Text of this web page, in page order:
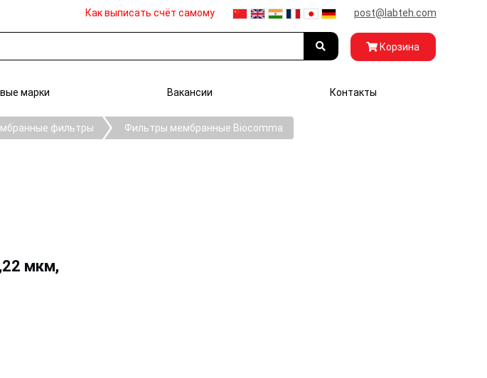
Как выписать счёт самому post@labteh.com
Корзина
марки Вакансии Контакты
фильтры Фильтры мембранные Biocomma
мкм,